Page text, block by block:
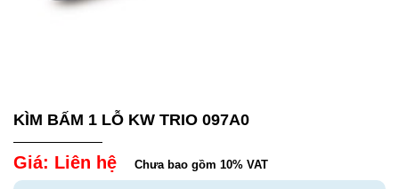
KÌM BẤM 1 LỖ KW TRIO 097A0
Giá: Liên hệ Chưa bao gồm 10% VAT